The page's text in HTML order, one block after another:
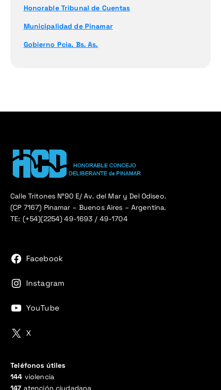
Honorable Tribunal de Cuentas
Municipalidad de Pinamar
Gobierno Pcia. Bs. As.
Calle Tritones N°90 E/ Av. del Mar y Del Odiseo.
(CP 7167) Pinamar – Buenos Aires – Argentina.
TE: (+54)(2254) 49-1693 / 49-1704
Facebook
Instagram
YouTube
X
Teléfonos útiles
144 violencia
147 atención ciudadana